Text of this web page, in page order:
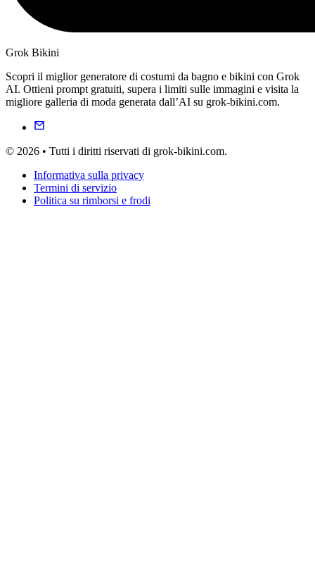
Grok Bikini
Scopri il miglior generatore di costumi da bagno e bikini con Grok
AI. Ottieni prompt gratuiti, supera i limiti sulle immagini e visita la
migliore galleria di moda generata dall’AI su grok-bikini.com.
© 2026 • Tutti i diritti riservati di grok-bikini.com.
Informativa sulla privacy
Termini di servizio
Politica su rimborsi e frodi